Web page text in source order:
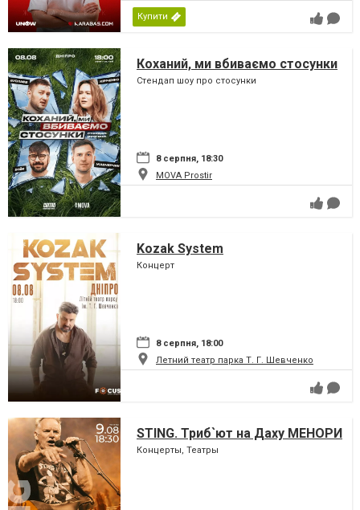
Купити
Коханий, ми вбиваємо стосунки
Стендап шоу про стосунки
8 серпня, 18:30
MOVA Рrostir
Kozak System
Концерт
8 серпня, 18:00
Летний театр парка Т. Г. Шевченко
STING. Триб`ют на Даху МЕНОРИ
Концерты, Театры